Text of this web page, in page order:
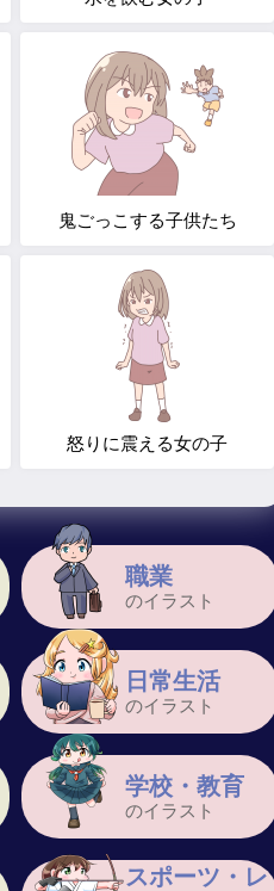
職業
のイラスト
日常生活
のイラスト
学校・教育
のイラスト
スポーツ・レ
鬼ごっこする子供たち
怒りに震える女の子